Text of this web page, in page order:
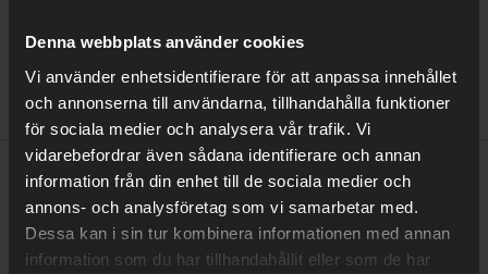
Denna webbplats använder cookies
Vi använder enhetsidentifierare för att anpassa innehållet
och annonserna till användarna, tillhandahålla funktioner
för sociala medier och analysera vår trafik. Vi
vidarebefordrar även sådana identifierare och annan
information från din enhet till de sociala medier och
annons- och analysföretag som vi samarbetar med.
Dessa kan i sin tur kombinera informationen med annan
information som du har tillhandahållit eller som de har
Stockholm Exergi AB ISO 45001
Relaterad information:
Vår visselblåsartjänst / Our whistleblower service